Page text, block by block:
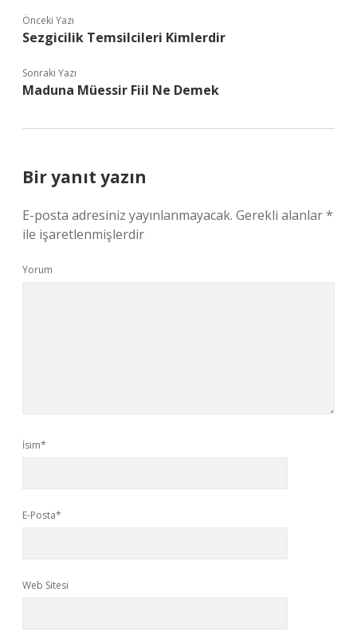
Önceki Yazı
Sezgicilik Temsilcileri Kimlerdir
Sonraki Yazı
Maduna Müessir Fiil Ne Demek
Bir yanıt yazın
E-posta adresiniz yayınlanmayacak. Gerekli alanlar*
ile işaretlenmişlerdir
Yorum
İsim*
E-Posta*
Web Sitesi